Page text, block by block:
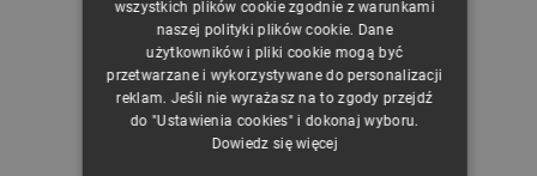
GERMAN
wszystkich plików cookie zgodnie z warunkami
naszej polityki plików cookie. Dane
użytkowników i pliki cookie mogą być
przetwarzane i wykorzystywane do personalizacji
reklam. Jeśli nie wyrażasz na to zgody przejdź
do "Ustawienia cookies" i dokonaj wyboru.
Dowiedz się więcej